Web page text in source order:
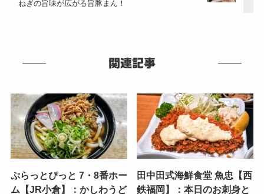
ねぎの旨味が広がる旨豚まん！
関連記事
ぷらっとぴっと 7・8番ホー
ム【JR小倉】：かしわうど
田中田式海鮮食堂 魚忠【西
鉄福岡】：本日のお刺身と